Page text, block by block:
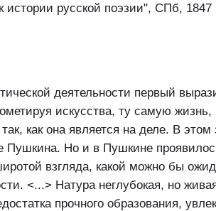
русской поэзии", СПб, 1847
деятельности первый
искусства, ту самую жизнь,
как она является на деле. В этом
Пушкина. Но и в Пушкине
взгляда, какой можно бы
<...> Натура неглубокая, но
прочного образования,